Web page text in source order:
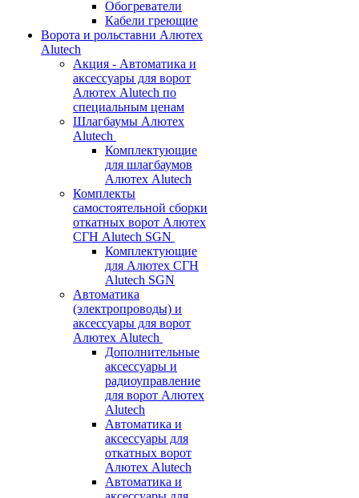
Обогреватели
Кабели греющие
Ворота и рольставни Алютех
Alutech
Акция - Автоматика и
аксессуары для ворот
Алютех Alutech по
специальным ценам
Шлагбаумы Алютех
Alutech
Комплектующие
для шлагбаумов
Алютех Alutech
Комплекты
самостоятельной сборки
откатных ворот Алютех
СГН Alutech SGN
Комплектующие
для Алютех СГН
Alutech SGN
Автоматика
(электропроводы) и
аксессуары для ворот
Алютех Alutech
Дополнительные
аксессуары и
радиоуправление
для ворот Алютех
Alutech
Автоматика и
аксессуары для
откатных ворот
Алютех Alutech
Автоматика и